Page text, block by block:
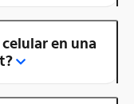
en una